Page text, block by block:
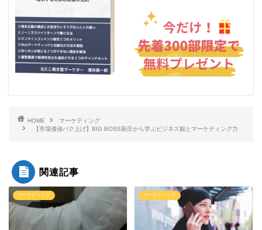
HOME
マーケティング
【市場価値バク上げ】BIG BOSS新庄から学ぶビジネス観とマーケティング力
関連記事
マーケティング マーケティング